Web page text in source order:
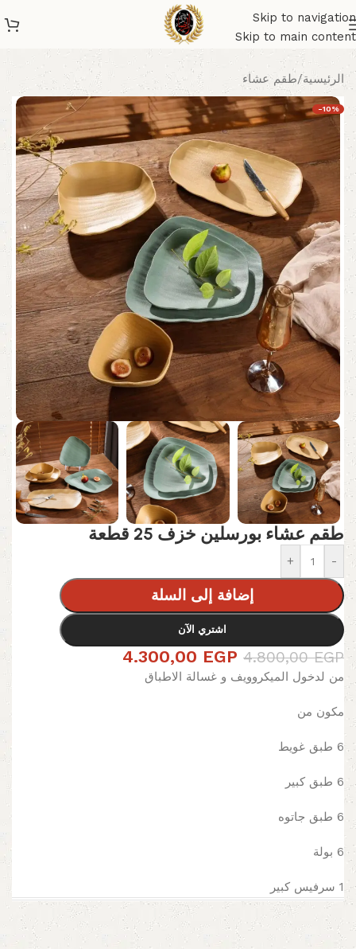
Skip to navigation
Skip to main content
الرئيسية/طقم عشاء
-10%
طقم عشاء بورسلين خزف 25 قطعة
-
+
إضافة إلى السلة
اشتري الآن
4.800,00EGP
4.300,00 EGP
من لدخول الميكروويف و غسالة الاطباق
مكون من
6 طبق غويط
6 طبق كبير
6 طبق جاتوه
6 بولة
1 سرفيس كبير